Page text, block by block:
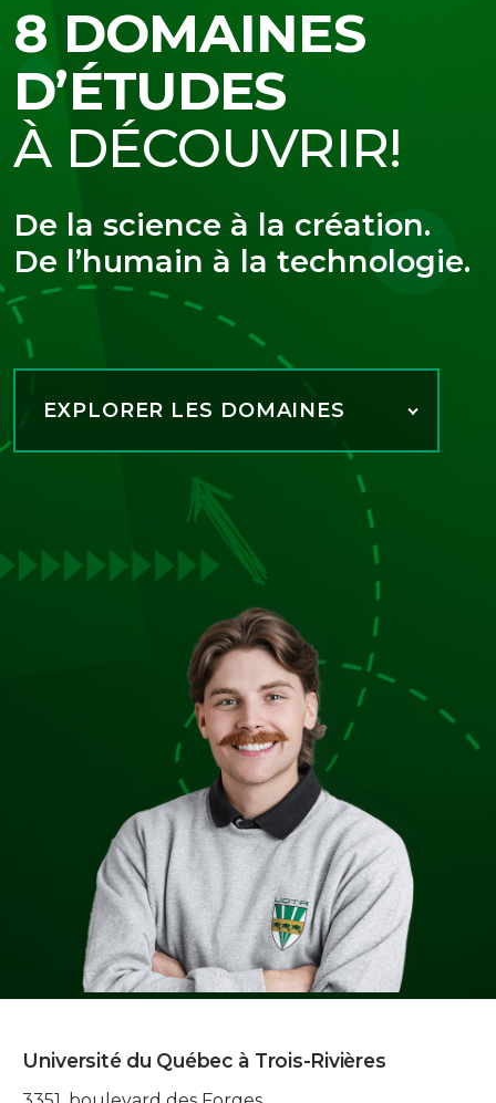
8 DOMAINES
D’ÉTUDES
À DÉCOUVRIR!
De la science à la création.
De l’humain à la technologie.
EXPLORER LES DOMAINES
Université du Québec à Trois-Rivières